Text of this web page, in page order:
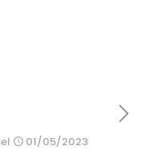
el 01/05/2023